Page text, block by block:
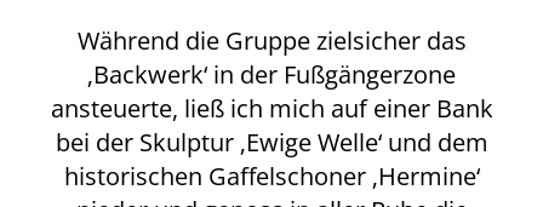
Während die Gruppe zielsicher das
‚Backwerk‘ in der Fußgängerzone
ansteuerte, ließ ich mich auf einer Bank
bei der Skulptur ‚Ewige Welle‘ und dem
historischen Gaffelschoner ‚Hermine‘